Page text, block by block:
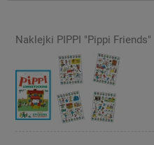
Naklejki PIPPI "Pippi Friends"